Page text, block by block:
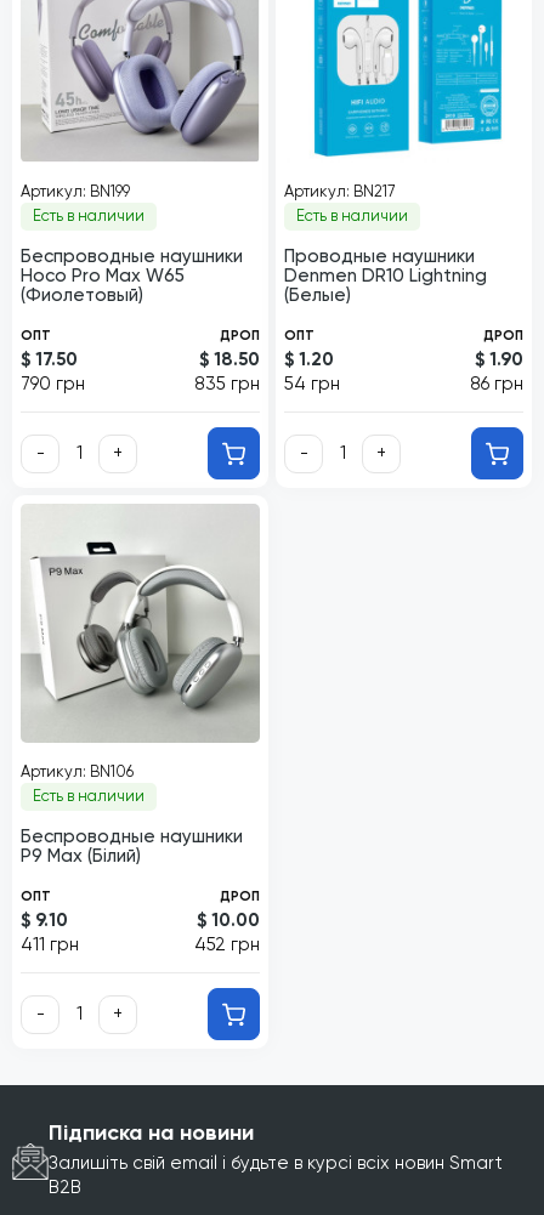
Артикул: BN199
Есть в наличии
Беспроводные наушники
Hoco Pro Max W65
(Фиолетовый)
ОПТ
$ 17.50
790 грн
ДРОП
$ 18.50
835 грн
- +
Артикул: BN217
Есть в наличии
Проводные наушники
Denmen DR10 Lightning
(Белые)
ОПТ
$ 1.20
54 грн
ДРОП
$ 1.90
86 грн
- +
Артикул: BN106
Есть в наличии
Беспроводные наушники
P9 Max (Білий)
ОПТ
$ 9.10
411 грн
ДРОП
$ 10.00
452 грн
- +
Підписка на новини
Залишіть свій email і будьте в курсі всіх новин Smart
B2B